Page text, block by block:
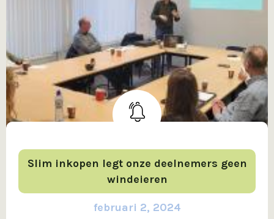
Slim inkopen legt onze deelnemers geen
windeieren
februari 2, 2024